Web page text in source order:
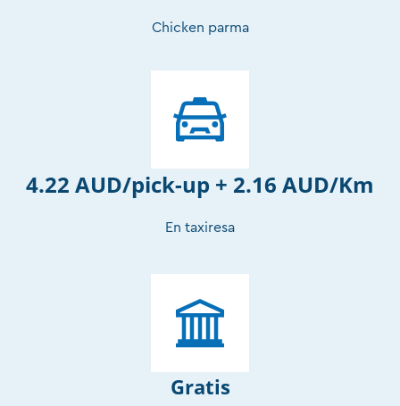
Chicken parma
4.22 AUD/pick-up + 2.16 AUD/Km
En taxiresa
Gratis